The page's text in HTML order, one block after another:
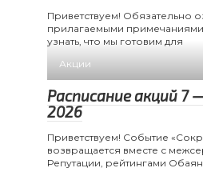
Приветствуем! Обязательно
прилагаемыми примечаниями
узнать, что мы готовим для
Акции
Расписание акций 7
2026
Приветствуем! Событие
возвращается вместе с
Репутации, рейтингами